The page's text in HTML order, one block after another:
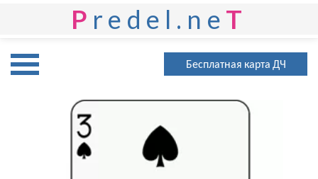
P redel.ne T
Бесплатная карта ДЧ